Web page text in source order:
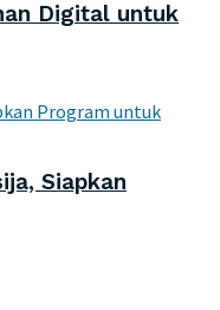
Digital untuk
Siapkan